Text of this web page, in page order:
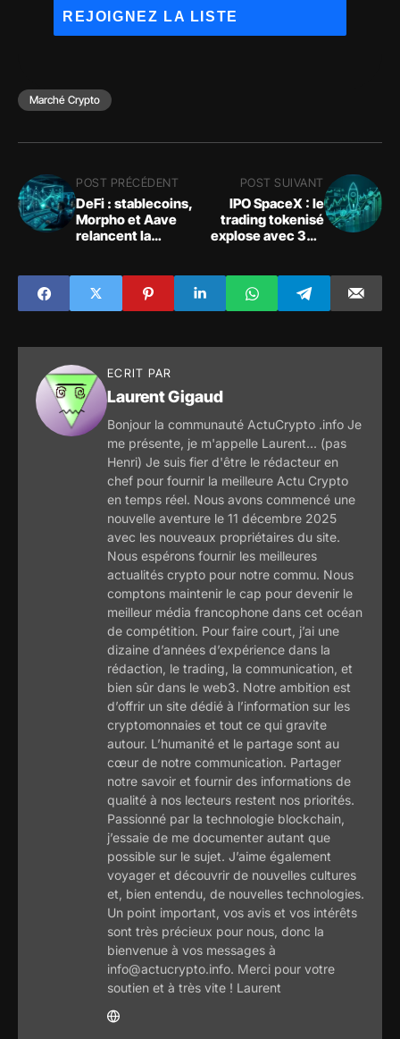
Marché Crypto
POST PRÉCÉDENT
DeFi : stablecoins,
Morpho et Aave
relancent la
POST SUIVANT
IPO SpaceX : le
trading tokenisé
explose avec 305
ECRIT PAR
Laurent Gigaud
Bonjour la communauté ActuCrypto .info Je
me présente, je m'appelle Laurent... (pas
Henri) Je suis fier d'être le rédacteur en
chef pour fournir la meilleure Actu Crypto
en temps réel. Nous avons commencé une
nouvelle aventure le 11 décembre 2025
avec les nouveaux propriétaires du site.
Nous espérons fournir les meilleures
actualités crypto pour notre commu. Nous
comptons maintenir le cap pour devenir le
meilleur média francophone dans cet océan
de compétition. Pour faire court, j’ai une
dizaine d’années d’expérience dans la
rédaction, le trading, la communication, et
bien sûr dans le web3. Notre ambition est
d’offrir un site dédié à l’information sur les
cryptomonnaies et tout ce qui gravite
autour. L’humanité et le partage sont au
cœur de notre communication. Partager
notre savoir et fournir des informations de
qualité à nos lecteurs restent nos priorités.
Passionné par la technologie blockchain,
j’essaie de me documenter autant que
possible sur le sujet. J’aime également
voyager et découvrir de nouvelles cultures
et, bien entendu, de nouvelles technologies.
Un point important, vos avis et vos intérêts
sont très précieux pour nous, donc la
bienvenue à vos messages à
info@actucrypto.info. Merci pour votre
soutien et à très vite ! Laurent